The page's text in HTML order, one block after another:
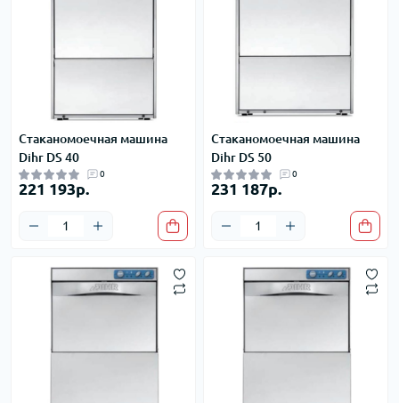
Стаканомоечная машина
Dihr DS 40
0
221 193р.
Стаканомоечная машина
Dihr DS 50
0
231 187р.